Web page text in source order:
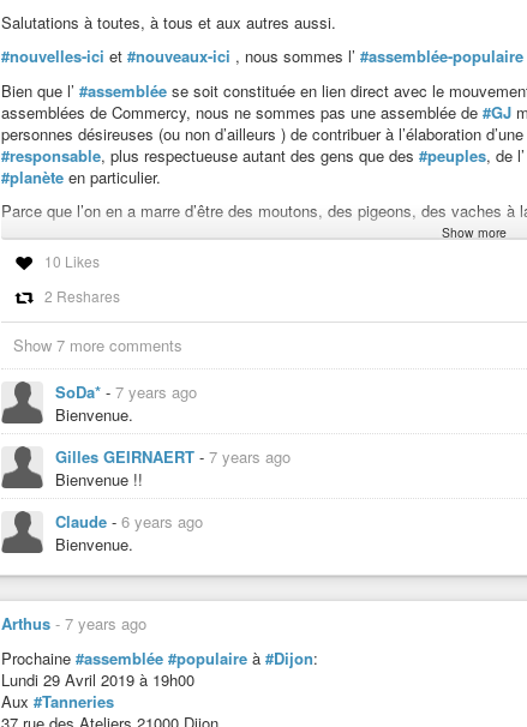
Salutations à toutes, à tous et aux autres aussi.
#nouvelles-ici et #nouveaux-ici , nous sommes l’ #assemblée-populaire
Bien que l’ #assemblée se soit constituée en lien direct avec le
assemblées de Commercy, nous ne sommes pas une assemblée de #GJ
personnes désireuses (ou non d’ailleurs ) de contribuer à l’élaboration d’une
#responsable, plus respectueuse autant des gens que des #peuples, de l’
#planète en particulier.
Parce que l’on en a marre d’être des moutons, des pigeons, des vaches
Parce que la#révolutionne se fera pas toute seule, nous avons besoin
histoires, religions ou croyances que ce soient.
Et parce que seule notre unité pourrait faire plier l’oligarchie et la
Rejoignez nous !
( Et en plus on partage une bonne marmite de soupe à (presque) chaque
#giletsjaunes
#société #alternative
#onlacherien #collectif-citoyen
#nouveauici
#nouvelleici #nouvelle-ici
Show more
10 Likes
2 Reshares
Show 7 more comments
SoDa* - 7 years ago
Bienvenue.
Gilles GEIRNAERT - 7 years ago
Bienvenue !!
Claude - 6 years ago
Bienvenue.
Arthus - 7 years ago
Prochaine #assemblée #populaire à #Dijon:
Lundi 29 Avril 2019 à 19h00
Aux #Tanneries